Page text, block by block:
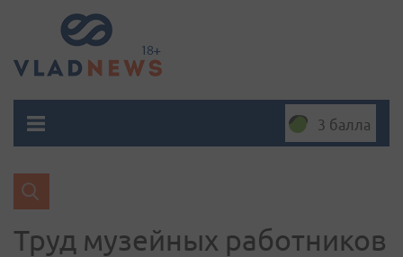
3 балла
​Труд музейных работников